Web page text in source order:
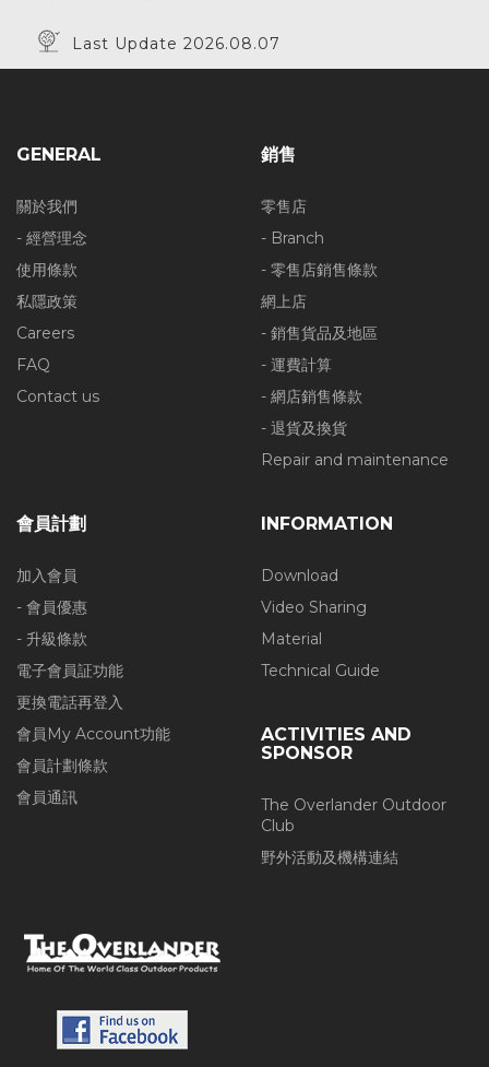
Last Update 2026.08.07
GENERAL
關於我們
- 經營理念
使用條款
私隱政策
Careers
FAQ
Contact us
銷售
零售店
- Branch
- 零售店銷售條款
網上店
- 銷售貨品及地區
- 運費計算
- 網店銷售條款
- 退貨及換貨
Repair and maintenance
會員計劃
加入會員
- 會員優惠
- 升級條款
電子會員証功能
更換電話再登入
會員My Account功能
會員計劃條款
會員通訊
INFORMATION
Download
Video Sharing
Material
Technical Guide
ACTIVITIES AND
SPONSOR
The Overlander Outdoor
Club
野外活動及機構連結